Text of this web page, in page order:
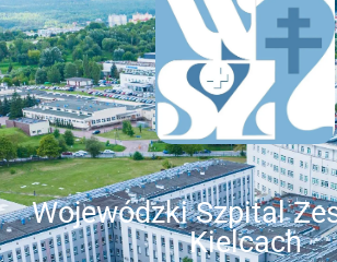
Wojewódzki Szpital
Kielcach